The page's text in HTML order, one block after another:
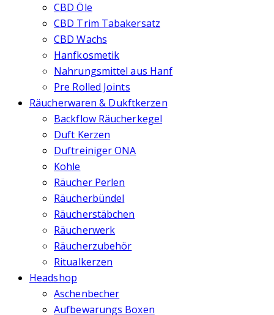
CBD Öle
CBD Trim Tabakersatz
CBD Wachs
Hanfkosmetik
Nahrungsmittel aus Hanf
Pre Rolled Joints
Räucherwaren & Dukftkerzen
Backflow Räucherkegel
Duft Kerzen
Duftreiniger ONA
Kohle
Räucher Perlen
Räucherbündel
Räucherstäbchen
Räucherwerk
Räucherzubehör
Ritualkerzen
Headshop
Aschenbecher
Aufbewarungs Boxen